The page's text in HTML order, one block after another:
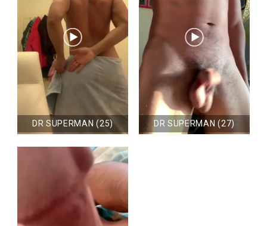
DR SUPERMAN (25) DR SUPERMAN (27)